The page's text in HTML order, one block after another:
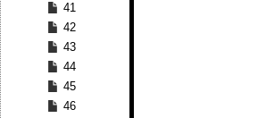
41
42
43
44
45
46